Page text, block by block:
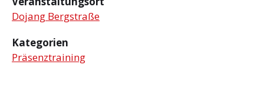
Dojang Bergstraße
Kategorien
Präsenztraining